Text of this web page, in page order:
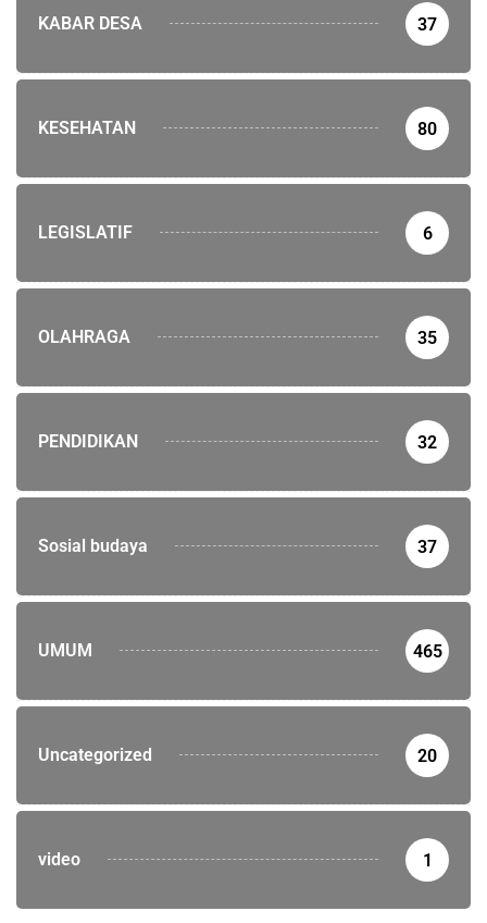
KABAR DESA 37
KESEHATAN 80
LEGISLATIF 6
OLAHRAGA 35
PENDIDIKAN 32
Sosial budaya 37
UMUM 465
Uncategorized 20
video 1